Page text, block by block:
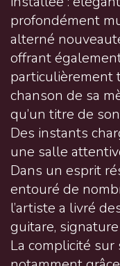
profondément
alterné
offrant
particulièrement
chanson de sa
qu’un titre de
Des instants
une salle
Dans un esprit
entouré de
l’artiste a livré
guitare,
La complicité